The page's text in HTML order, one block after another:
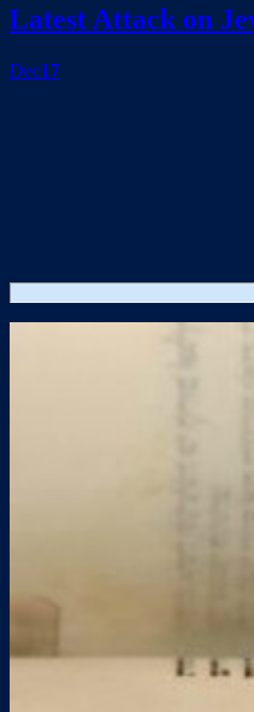
Latest Attack on
Dec17